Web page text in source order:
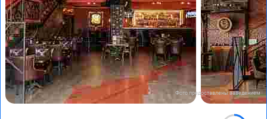
Фото предоставлены заведением